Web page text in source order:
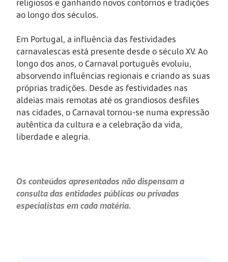
religiosos e ganhando novos contornos e tradições
ao longo dos séculos.
Em Portugal, a influência das festividades
carnavalescas está presente desde o século XV. Ao
longo dos anos, o Carnaval português evoluiu,
absorvendo influências regionais e criando as suas
próprias tradições. Desde as festividades nas
aldeias mais remotas até os grandiosos desfiles
nas cidades, o Carnaval tornou-se numa expressão
autêntica da cultura e a celebração da vida,
liberdade e alegria.
Os conteúdos apresentados não dispensam a
consulta das entidades públicas ou privadas
especialistas em cada matéria.